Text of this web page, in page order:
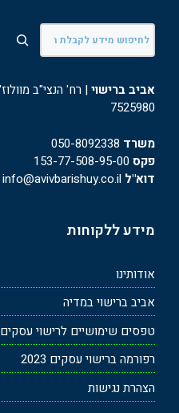
חיפוש
אביב ברישוי
7525980
משרד 050-8092338
פקס
דוא"ל
מידע ללקוחות
אודותינו
אביב ברישוי במדיה
טפסים שימושיים לרישוי עסקים
רפורמה ברישוי עסקים 2023
הצהרת נגישות